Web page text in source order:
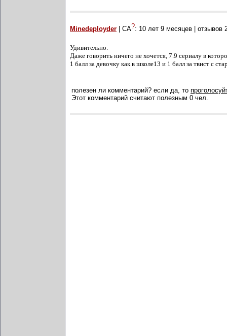
Minedeployder | СА?: 10 лет 9 месяцев | отзывов
Удивительно.
Даже говорить ничего не хочется, 7.9 сериалу в
1 балл за девочку как в школе13 и 1 балл за твист с
полезен ли комментарий? если да, то
Этот комментарий считают полезным 0 чел.